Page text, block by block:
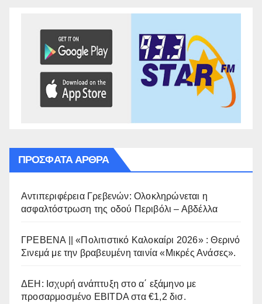
ΠΡΌΣΦΑΤΑ ΆΡΘΡΑ
Αντιπεριφέρεια Γρεβενών: Ολοκληρώνεται η
ασφαλτόστρωση της οδού Περιβόλι – Αβδέλλα
ΓΡΕΒΕΝΑ || «Πολιτιστικό Καλοκαίρι 2026» : Θερινό
Σινεμά με την βραβευμένη ταινία «Μικρές Ανάσες».
ΔΕΗ: Ισχυρή ανάπτυξη στο α΄ εξάμηνο με
προσαρμοσμένο EBITDA στα €1,2 δισ.